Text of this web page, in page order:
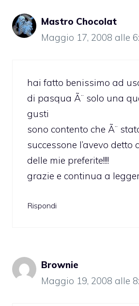
Mastro Chocolat
Maggio 17, 2008 alle
hai fatto benissimo ad
di pasqua Ã¨ solo una
gusti
sono contento che Ã¨
successone l’avevo detto
delle mie preferite!!!!
grazie e continua a
Rispondi
Brownie
Maggio 19, 2008 alle